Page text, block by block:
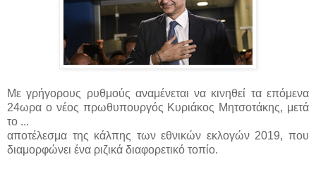
Με γρήγορους ρυθμούς αναμένεται να κινηθεί τα επόμενα
24ωρα ο νέος πρωθυπουργός Κυριάκος Μητσοτάκης, μετά
το ...
αποτέλεσμα της κάλπης των εθνικών εκλογών 2019, που
διαμορφώνει ένα ριζικά διαφορετικό τοπίο.